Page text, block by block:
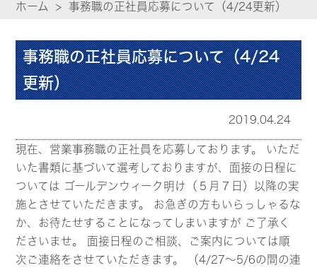
ホーム 事務職の正社員応募について（4/24更新）
事務職の正社員応募について（4/24
更新）
2019.04.24
現在、営業事務職の正社員を応募しております。 いただ
いた書類に基づいて選考しておりますが、面接の日程に
ついては ゴールデンウィーク明け（５月７日）以降の実
施とさせていただきます。 お急ぎの方もいらっしゃるな
か、お待たせすることになってしまいますが ご了承く
ださいませ。 面接日程のご相談、ご案内については順
次ご連絡をさせていただきます。 （4/27～5/6の間の連